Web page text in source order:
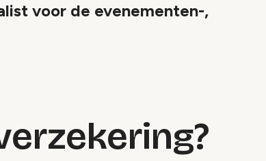
voor de evenementen-,